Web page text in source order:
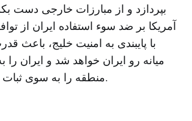
بپردازد و از مبارزات خارجی دست
آمریکا بر ضد سوء استفاده ایران از
با پایبندی به امنیت خلیج، باعث
میانه رو ایران خواهد شد و ایران
منطقه را به سوی ثبات سوق خواهد داد.